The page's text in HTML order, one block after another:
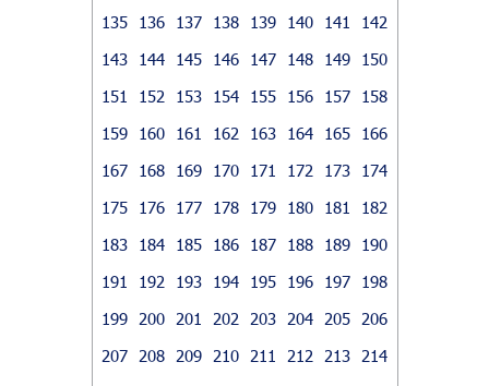
135
136 137 138 139 140 141
142
143
144 145 146 147 148 149
150
151
152 153 154 155 156 157
158
159
160 161 162 163 164 165
166
167
168 169 170 171 172 173
174
175
176 177 178 179 180 181
182
183
184 185 186 187 188 189
190
191
192 193 194 195 196 197
198
199
200 201 202 203 204 205
206
207
208 209 210 211 212 213
214